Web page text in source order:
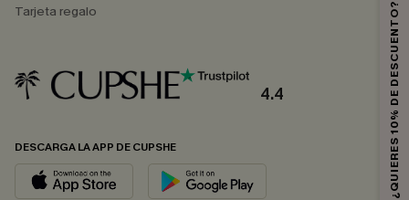
Tarjeta regalo
4.4
DESCARGA LA APP DE CUPSHE ¿QUIERES 10% DE DESCUENTO?